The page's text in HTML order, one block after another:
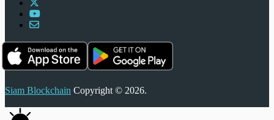
Siam Blockchain Copyright © 2026.